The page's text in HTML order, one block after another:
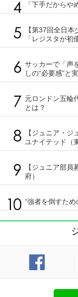
「下手だから
【第37回全日
「レジスタが初
サッカーで「声
しの“必要感”と
元ロンドン五輪
とは？
【ジュニア・
ユナイテッド（
【ジュニア部
府）
“強者を倒すた